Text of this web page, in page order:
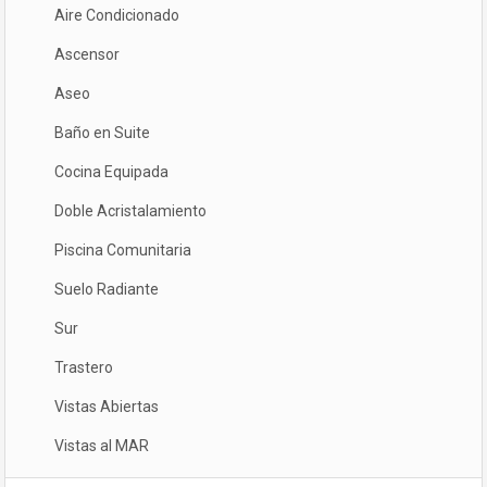
Aire Condicionado
Ascensor
Aseo
Baño en Suite
Cocina Equipada
Doble Acristalamiento
Piscina Comunitaria
Suelo Radiante
Sur
Trastero
Vistas Abiertas
Vistas al MAR